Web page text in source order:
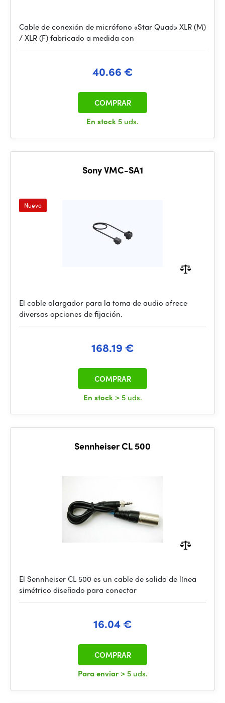
Cable de conexión de micrófono «Star Quad» XLR (M)
/ XLR (F) fabricado a medida con
40.66 €
En stock 5 uds.
COMPRAR
Sony VMC-SA1
Nuevo
El cable alargador para la toma de audio ofrece
diversas opciones de fijación.
168.19 €
En stock > 5 uds.
COMPRAR
Sennheiser CL 500
El Sennheiser CL 500 es un cable de salida de línea
simétrico diseñado para conectar
16.04 €
Para enviar > 5 uds.
COMPRAR